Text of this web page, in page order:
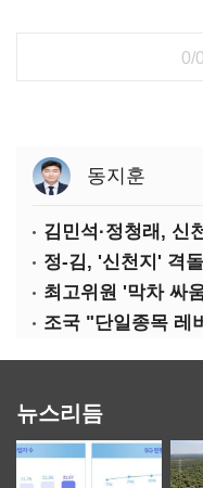
0/0
동지훈
정-김, '신천지' 격
뉴스리듬